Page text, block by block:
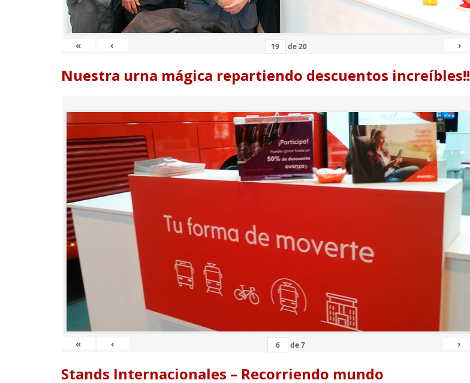
« ‹ de20 ›
Nuestra urna mágica repartiendo descuentos increíbles!!
« ‹ de7 ›
Stands Internacionales – Recorriendo mundo